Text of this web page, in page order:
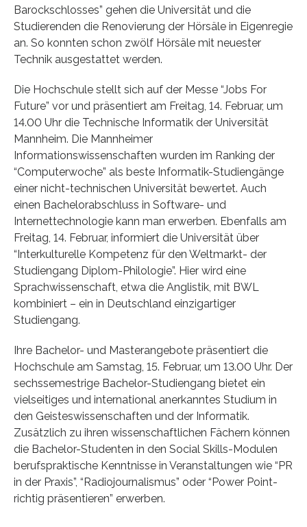
Barockschlosses” gehen die Universität und die
Studierenden die Renovierung der Hörsäle in Eigenregie
an. So konnten schon zwölf Hörsäle mit neuester
Technik ausgestattet werden.
Die Hochschule stellt sich auf der Messe “Jobs For
Future” vor und präsentiert am Freitag, 14. Februar, um
14.00 Uhr die Technische Informatik der Universität
Mannheim. Die Mannheimer
Informationswissenschaften wurden im Ranking der
“Computerwoche” als beste Informatik-Studiengänge
einer nicht-technischen Universität bewertet. Auch
einen Bachelorabschluss in Software- und
Internettechnologie kann man erwerben. Ebenfalls am
Freitag, 14. Februar, informiert die Universität über
“Interkulturelle Kompetenz für den Weltmarkt- der
Studiengang Diplom-Philologie”. Hier wird eine
Sprachwissenschaft, etwa die Anglistik, mit BWL
kombiniert – ein in Deutschland einzigartiger
Studiengang.
Ihre Bachelor- und Masterangebote präsentiert die
Hochschule am Samstag, 15. Februar, um 13.00 Uhr. Der
sechssemestrige Bachelor-Studiengang bietet ein
vielseitiges und international anerkanntes Studium in
den Geisteswissenschaften und der Informatik.
Zusätzlich zu ihren wissenschaftlichen Fächern können
die Bachelor-Studenten in den Social Skills-Modulen
berufspraktische Kenntnisse in Veranstaltungen wie “PR
in der Praxis”, “Radiojournalismus” oder “Power Point-
richtig präsentieren” erwerben.